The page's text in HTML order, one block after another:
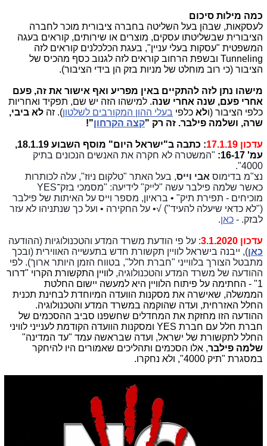
כמה מילות סיכום
לעסקאות, שבהן בעל השליטה בחברה ציבורית מוכר לחברה
הציבורית שבשליטתו עסקים, מוצרים או שירותים, קוראים בעגה
המשפטית "עסקות בעלי עניין", בעגת הכלכלנים קוראים לזה
Tunneling ובשפת הרחוב קוראים לזה לגנוב כסף מהכיס של
הציבור (כי רוב מוחלט של מניות בזק הן בידי הציבור).
מישהו נתן לזה להתקיים באין מפריע ואף אישור את זה, פעם
אחרי פעם, שנה אחרי שנה. למישהו הזה יש שם, תפקיד ואחריות
כלפי הציבור (ולא כלפי בעלי ההון המקורבים לשלטון). זה לא ביבי,
שרה, ושלמה פילבר. זה רק "קצה הקרחון"!
עדכון 17.1.19
: כתבה ב"ישראל היום" מוסף השבוע 18.1.19,
עמ' 16-17:
"המשטרה לא חקרה את האנשים הנכונים בתיק
4000".
נצ"מ בדימוס אבי וייס, בעל האתר "טלקום ניוז", עלה לכותרות
כאשר שלמה פילבר עשה "לייק" לידיעה: "מסמכי בזק־YES
מוכיחים - תפירת תיק" • בראיון, מספר וייס על האיתות של פילבר
("לא כדאי שיעלה להעיד") √• על החקירה • ועל כך שנתניהו לא עזר
לבזק. - כאן.
עדכון 3.1.2020
: על פי הודעת משרד המדע והטכנולוגיות (ההודעה
כאן), ייבנה בישראל לוויין תקשורת חדש בתעשייה האווירית (ובכך
מתבטל הצורך בלווייני "חברת חלל", בטווח הזמן היותר ארוך). לפי
ההודעה של משרד המדע והטכנולוגיה, לוויין התקשורת הקרוי "דרור
1" - החתימה על פיתוח הלוויין היא למעשה יישום החלטת
הממשלה, שאישרה את מסקנות הוועדה המיוחדת לבחינת תכנית
החלל האזרחית, ועדה שהוקמה במשרד המדע והטכנולוגיה.
ההודעה הזו מחזקת את המחדלים שחשפנו סביב ההסכמים של
חברת חלל עם חברת YES ומסקנות הוועדה הקודמת לענייני לוויני
החלל לתקשורת של ישראל, ועדה שבראשה עמד "עד המדינה"
שלמה פילבר, אלו הסכמים ותהליכים שאמורים היו להיחקר
במסגרת "תיק 4000", ולא נחקרו.